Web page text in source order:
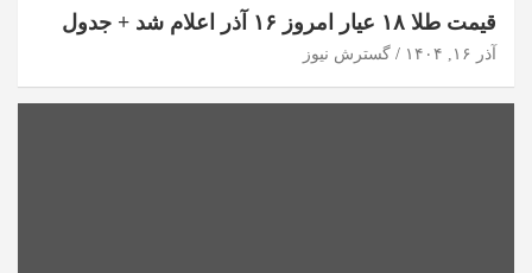
قیمت طلا ۱۸ عیار امروز ۱۶ آذر اعلام شد + جدول
آذر ۱۶, ۱۴۰۴ گسترش نیوز